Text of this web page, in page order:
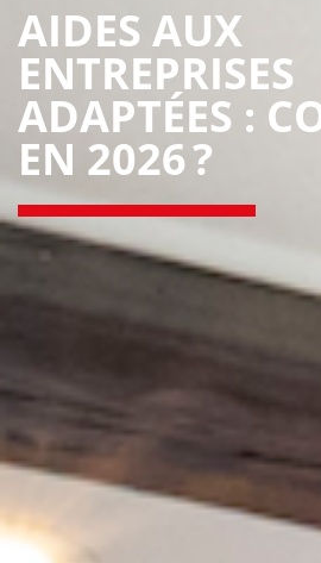
AIDES AUX
ENTREPRISES
ADAPTÉES :
EN 2026 ?